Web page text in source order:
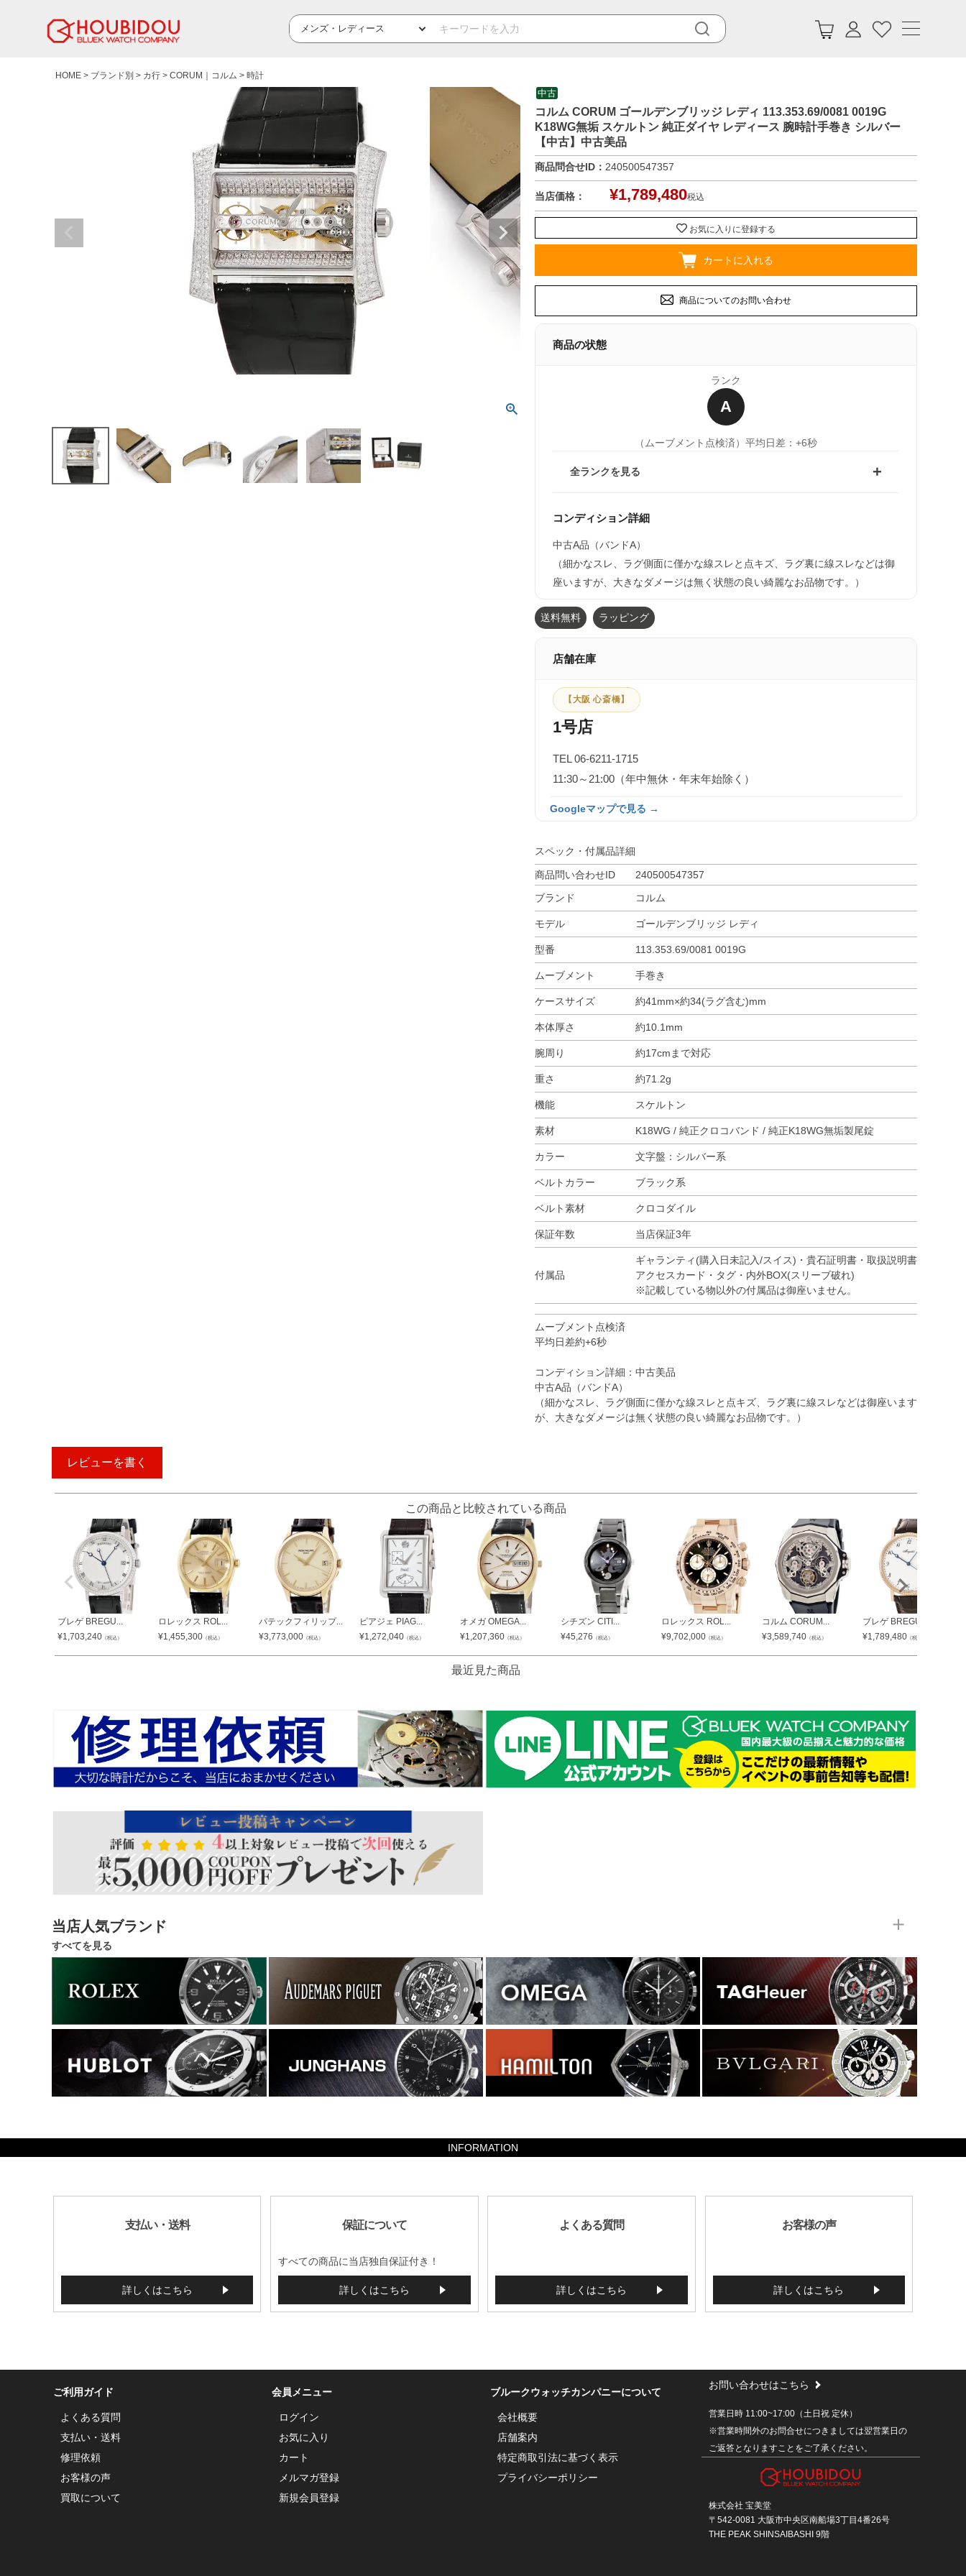
HOME ブランド別 カ行 CORUM｜コルム 時計
中古
コルム CORUM ゴールデンブリッジ レディ 113.353.69/0081 0019G
K18WG無垢 スケルトン 純正ダイヤ レディース 腕時計手巻き シルバー
【中古】中古美品
商品問合せID： 240500547357
当店価格： ¥1,789,480税込
お気に入りに登録する
カートに入れる
商品についてのお問い合わせ
商品の状態
ランク
A
（ムーブメント点検済） 平均日差：+6秒
全ランクを見る
コンディション詳細
中古A品（バンドA）
（細かなスレ、ラグ側面に僅かな線スレと点キズ、ラグ裏に線スレなどは御
座いますが、大きなダメージは無く状態の良い綺麗なお品物です。）
送料無料 ラッピング
店舗在庫
【大阪 心斎橋】
1号店
TEL 06-6211-1715
11:30～21:00（年中無休・年末年始除く）
Googleマップで見る →
スペック・付属品詳細
商品問い合わせID
240500547357
ブランド
コルム
モデル ゴールデンブリッジ レディ
型番 113.353.69/0081 0019G
ムーブメント 手巻き
ケースサイズ 約41mm×約34(ラグ含む)mm
本体厚さ 約10.1mm
腕周り 約17cmまで対応
重さ 約71.2g
機能 スケルトン
素材 K18WG / 純正クロコバンド / 純正K18WG無垢製尾錠
カラー 文字盤：シルバー系
ベルトカラー ブラック系
ベルト素材 クロコダイル
保証年数 当店保証3年
付属品
ギャランティ(購入日未記入/スイス)・貴石証明書・取扱説明書
アクセスカード・タグ・内外BOX(スリーブ破れ)
※記載している物以外の付属品は御座いません。
ムーブメント点検済
平均日差約+6秒
コンディション詳細：中古美品
中古A品（バンドA）
（細かなスレ、ラグ側面に僅かな線スレと点キズ、ラグ裏に線スレなどは御座います
が、大きなダメージは無く状態の良い綺麗なお品物です。）
レビューを書く
この商品と比較されている商品
ブレゲ BREGU...
¥1,703,240 （税込）
ロレックス ROL...
¥1,455,300 （税込）
パテックフィリップ...
¥3,773,000 （税込）
ピアジェ PIAG...
¥1,272,040 （税込）
オメガ OMEGA...
¥1,207,360 （税込）
シチズン CITI...
¥45,276 （税込）
ロレックス ROL...
¥9,702,000 （税込）
コルム CORUM...
¥3,589,740 （税込）
ブレゲ BREGU...
¥1,789,480 （税込）
最近見た商品
当店人気ブランド
すべてを見る
INFORMATION
支払い・送料
詳しくはこちら
保証について
すべての商品に当店独自保証付き！
詳しくはこちら
よくある質問
詳しくはこちら
お客様の声
詳しくはこちら
ご利用ガイド
よくある質問
支払い・送料
修理依頼
お客様の声
買取について
会員メニュー
ログイン
お気に入り
カート
メルマガ登録
新規会員登録
ブルークウォッチカンパニーについて
会社概要
店舗案内
特定商取引法に基づく表示
プライバシーポリシー
お問い合わせはこちら
営業日時 11:00~17:00（土日祝 定休）
※営業時間外のお問合せにつきましては翌営業日の
ご返答となりますことをご了承ください。
株式会社 宝美堂
〒542-0081 大阪市中央区南船場3丁目4番26号
THE PEAK SHINSAIBASHI 9階